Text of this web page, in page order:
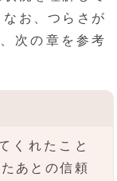
お、つらさが
次の章を参考
くれたこと
あとの信頼